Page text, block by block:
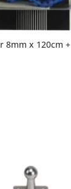
8mm x 120cm +